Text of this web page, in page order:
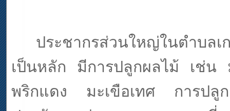
ประชากรส่วนใหญ่ในตำบล
เป็นหลัก มีการปลูกผลไม้ เช่
พริกแดง มะเขือเทศ การปลู